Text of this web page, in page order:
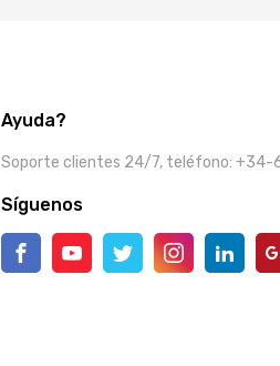
Ayuda?
Soporte clientes 24/7, teléfono:
Síguenos